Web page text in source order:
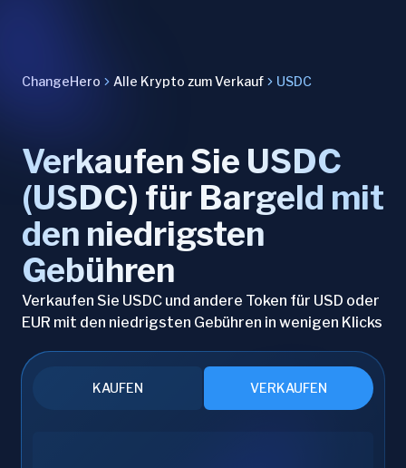
ChangeHero Alle Krypto zum Verkauf USDC
Verkaufen Sie USDC
(USDC) für Bargeld mit
den niedrigsten
Gebühren
Verkaufen Sie USDC und andere Token für USD oder
EUR mit den niedrigsten Gebühren in wenigen Klicks
KAUFEN VERKAUFEN